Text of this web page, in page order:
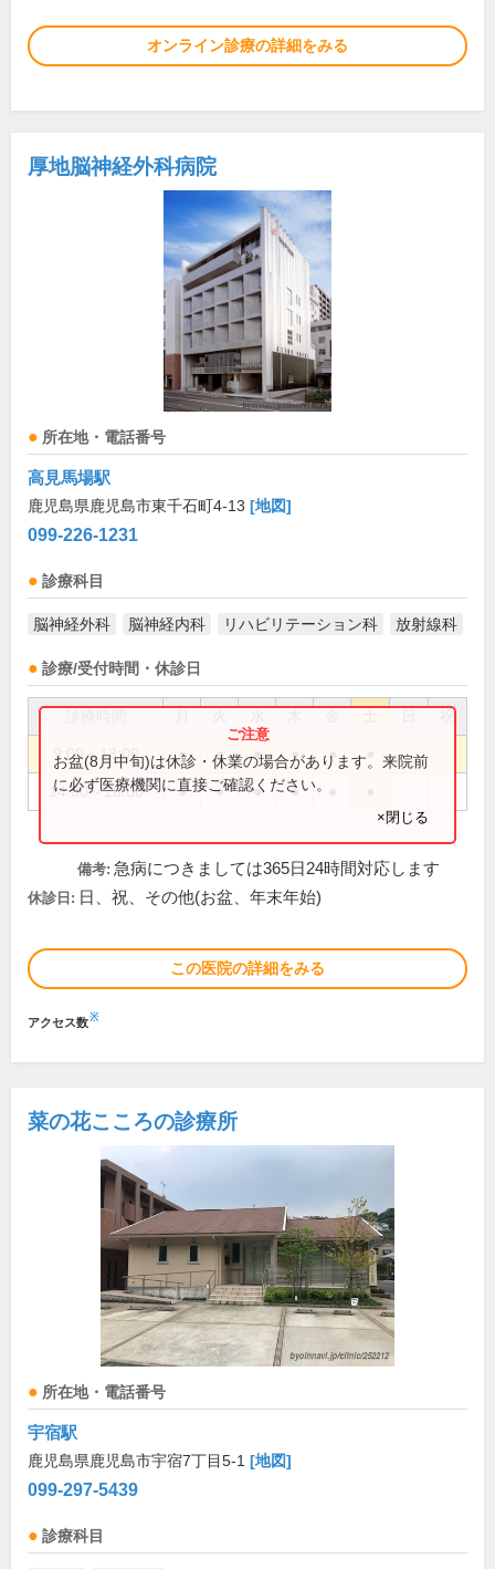
オンライン診療の詳細をみる
厚地脳神経外科病院
所在地・電話番号
高見馬場駅
鹿児島県鹿児島市東千石町4-13 [地図]
099-226-1231
診療科目
脳神経外科 脳神経内科 リハビリテーション科 放射線科
診療/受付時間・休診日
祝
9:00～13:00 ● ● ● ● ●
14:00～18:00 ● ● ● ●
お盆(8月中旬)は休診・休業の場合があります。来院前
に必ず医療機関に直接ご確認ください。
×閉じる
備考: 急病につきましては365日24時間対応します
休診日: 日、祝、その他(お盆、年末年始)
この医院の詳細をみる
アクセス数※
菜の花こころの診療所
所在地・電話番号
宇宿駅
鹿児島県鹿児島市宇宿7丁目5-1 [地図]
099-297-5439
診療科目